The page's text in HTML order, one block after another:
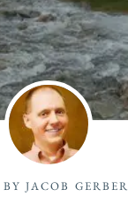
BY JACOB GERBER